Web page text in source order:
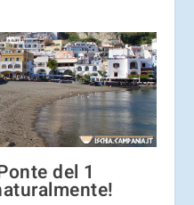
del 1